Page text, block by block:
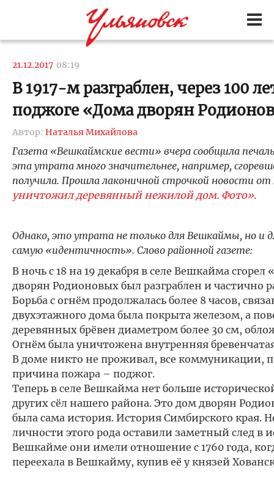
21.12.2017 08:19
В 1917-м разграблен, через 100
поджоге «Дома дворян
Автор: Наталья Михайлова
Газета «Вешкаймские вести» вчера сообщила
эта утрата много значительнее, например,
получила. Прошла лаконичной строчкой новости
уничтожил деревянный нежилой дом. Фото».
Однако, это утрата не только для Вешкаймы, но и
самую «идентичность». Слово районной газете:
В ночь с 18 на 19 декабря в селе Вешкайма
дворян Родионовых был разграблен и частично
Борьба с огнём продолжалась более 8 часов,
двухэтажного дома была покрыта железом, а
деревянных брёвен диаметром более 30 см,
Огнём была уничтожена внутренняя
В доме никто не проживал, все коммуникации,
причина пожара – поджог.
Теперь в селе Вешкайма нет больше
других сёл нашего района. Это дом дворян
была сама история. История Симбирского
личности этого рода оставили заметный след
Вешкайме они имели отношение с 1760 года,
переехала в Вешкайму, купив её у князей